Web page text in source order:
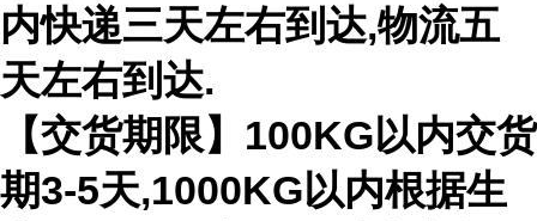
内快递三天左右到达,物流五
天左右到达.
【交货期限】100KG以内交货
期3-5天,1000KG以内根据生